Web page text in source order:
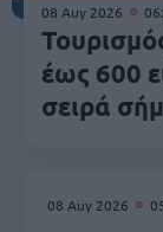
08 Αυγ 2026
έως 600
σειρά
08 Αυγ 2026